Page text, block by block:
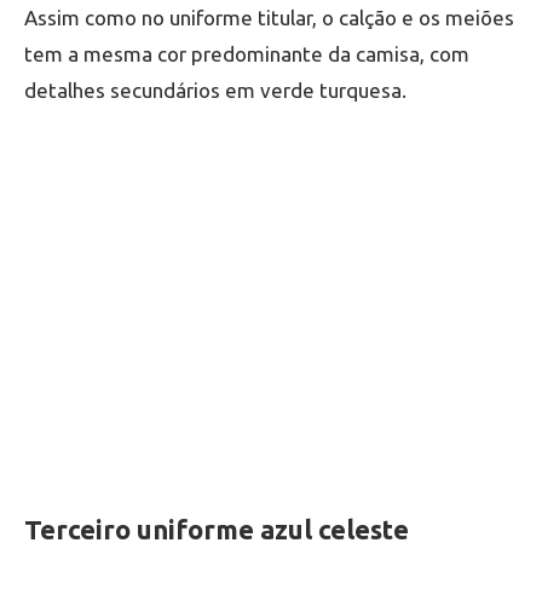
Assim como no uniforme titular, o calção e os meiões
tem a mesma cor predominante da camisa, com
detalhes secundários em verde turquesa.
Terceiro uniforme azul celeste